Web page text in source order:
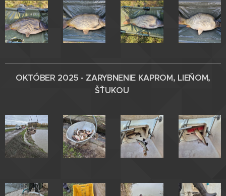
OKTÓBER 2025 - ZARYBNENIE KAPROM, LIEŇOM,
ŠŤUKOU